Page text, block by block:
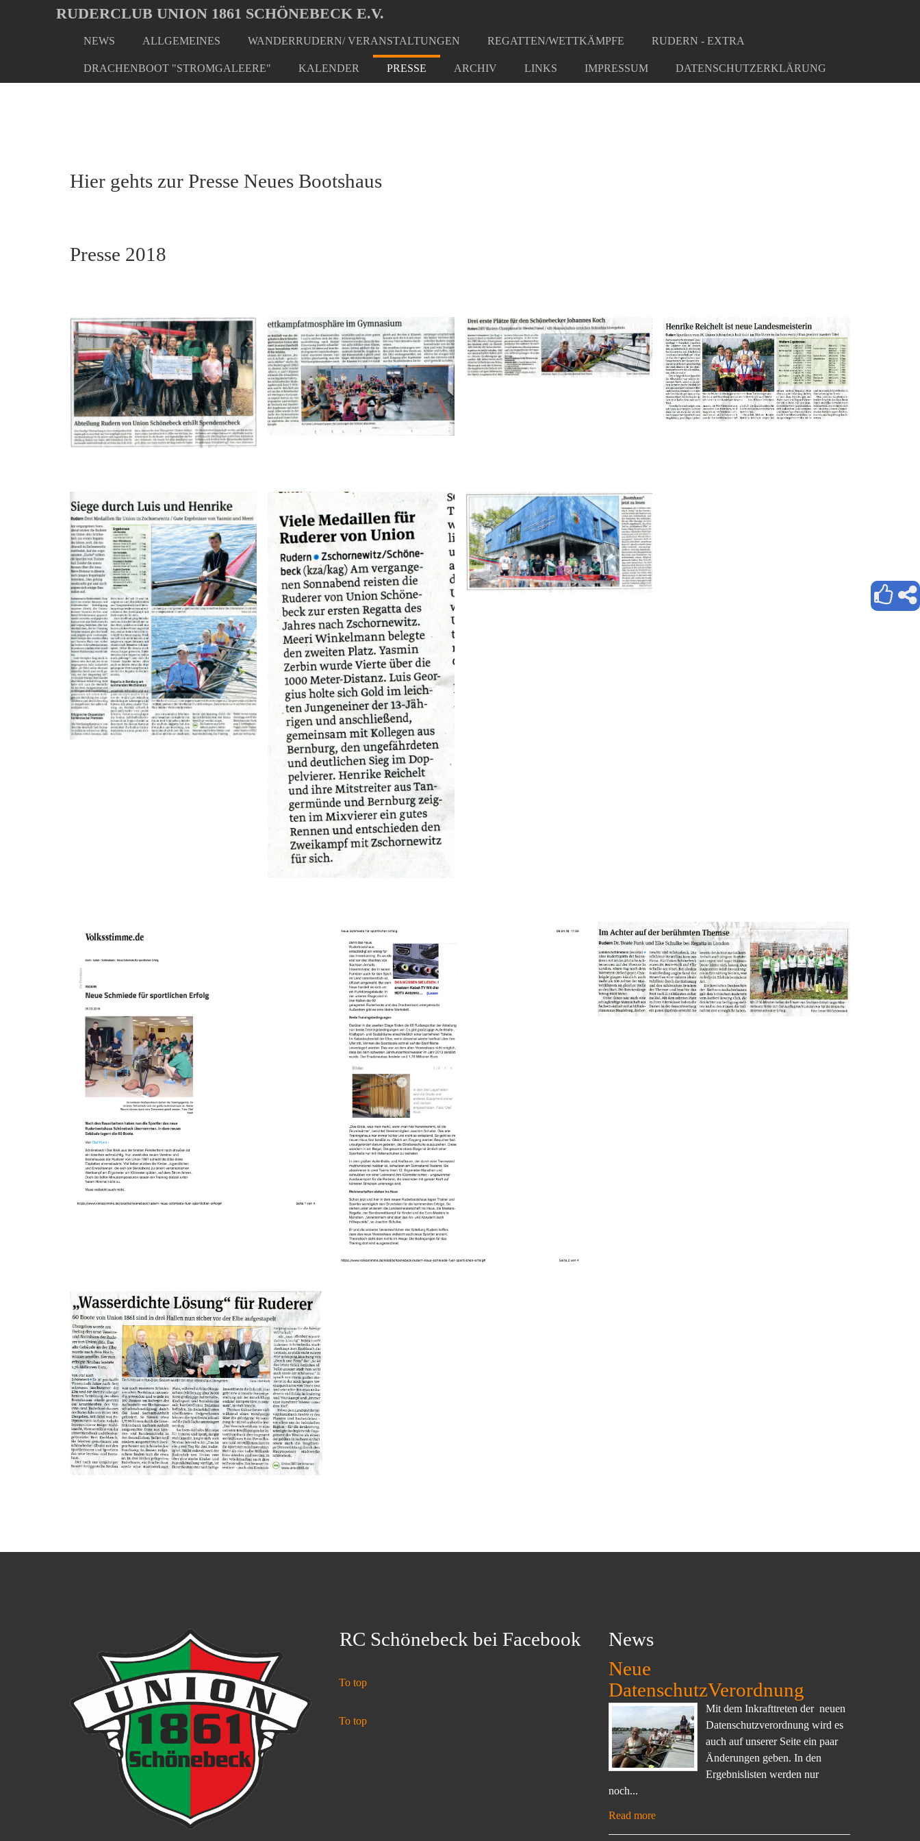
Oops, an error occurred! Code: 20260807030749f7bb70ea
main
RUDERCLUB UNION 1861 SCHÖNEBECK E.V.
NEWS ALLGEMEINES WANDERRUDERN/ VERANSTALTUNGEN REGATTEN/WETTKÄMPFE RUDERN - EXTRA
DRACHENBOOT "STROMGALEERE" KALENDER PRESSE ARCHIV LINKS IMPRESSUM DATENSCHUTZERKLÄRUNG
here:
Hier gehts zur Presse Neues Bootshaus
Presse 2018
RC Schönebeck bei Facebook
To top
To top
News
Neue
DatenschutzVerordnung
Mit dem Inkrafttreten der neuen
Datenschutzverordnung wird es
auch auf unserer Seite ein paar
Änderungen geben. In den
Ergebnislisten werden nur
noch...
Read more